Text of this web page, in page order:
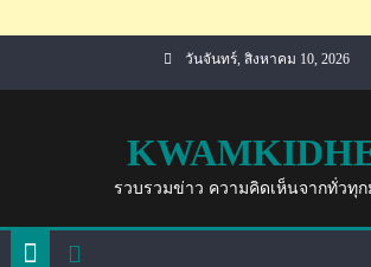
วันจันทร์, สิงหาคม 10, 2026
รวบรวมข่าว ความคิดเห็นจากทั่วทุ